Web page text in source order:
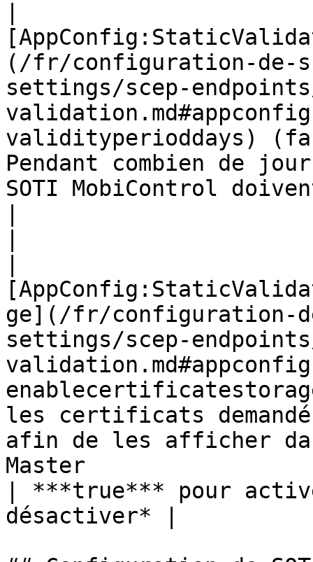
(/fr/configuration-de-
settings/scep-
validityperioddays)
Pendant combien de
SOTI MobiControl
ge](/fr/configuration-
settings/scep-
les certificats
afin de les afficher
Master
| ***true*** pour
désactiver* |